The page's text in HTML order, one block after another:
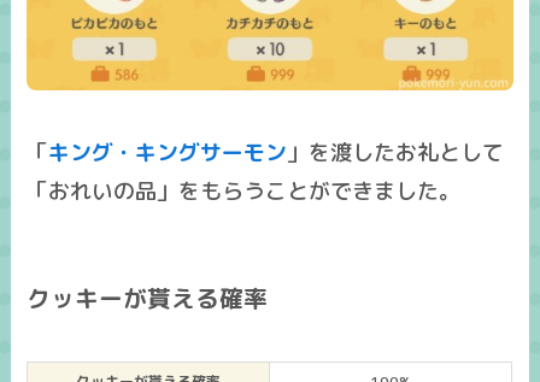
「キング・キングサーモン 」を渡したお礼として
「おれいの品」をもらうことができました。
クッキーが貰える確率